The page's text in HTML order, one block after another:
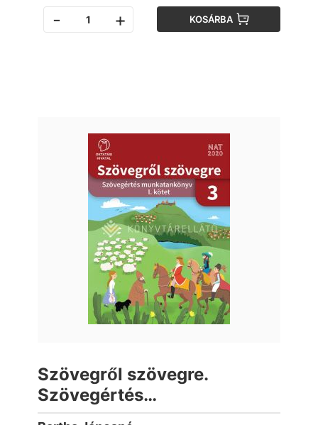
- + KOSÁRBA
Szövegről szövegre.
Szövegértés
munkatankönyv 3. osztály I.